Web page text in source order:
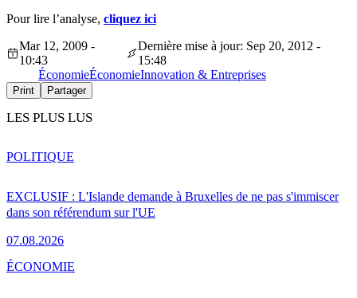
Pour lire l’analyse, cliquez ici
Mar 12, 2009 -
10:43
Dernière mise à jour: Sep 20, 2012 -
15:48
ÉconomieÉconomieInnovation & Entreprises
Print Partager
LES PLUS LUS
EXCLUSIF : L'Islande demande à Bruxelles de ne pas s'immiscer
dans son référendum sur l'UE
07.08.2026
POLITIQUE
ÉCONOMIE